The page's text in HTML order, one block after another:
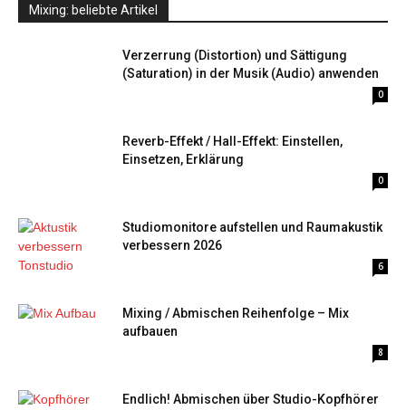
Mixing: beliebte Artikel
Verzerrung (Distortion) und Sättigung
(Saturation) in der Musik (Audio) anwenden
0
Reverb-Effekt / Hall-Effekt: Einstellen,
Einsetzen, Erklärung
0
Studiomonitore aufstellen und Raumakustik
verbessern 2026
6
Mixing / Abmischen Reihenfolge – Mix
aufbauen
8
Endlich! Abmischen über Studio-Kopfhörer